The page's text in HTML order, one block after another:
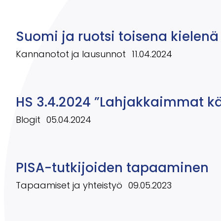
Suomi ja ruotsi toisena
Kannanotot ja lausunnot 11.04.2024
HS 3.4.2024 ”Lahjakkaimmat
Blogit 05.04.2024
PISA-tutkijoiden tapaaminen
Tapaamiset ja yhteistyö 09.05.2023